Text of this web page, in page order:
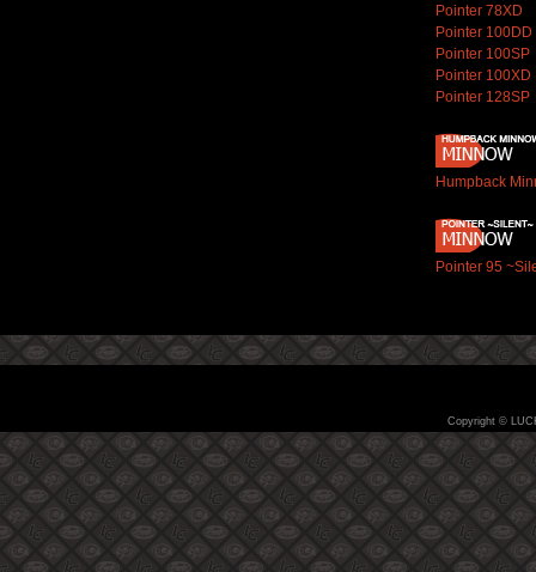
Pointer 78XD
Pointer 100DD
Pointer 100SP
Pointer 100XD
Pointer 128SP
Humpback
Pointer 95
Copyright ©